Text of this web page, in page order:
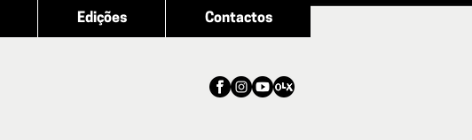
Edições Contactos